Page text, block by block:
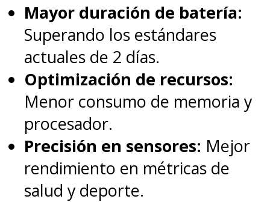
Mayor duración de batería:
Superando los estándares
actuales de 2 días.
Optimización de recursos:
Menor consumo de memoria y
procesador.
Precisión en sensores: Mejor
rendimiento en métricas de
salud y deporte.